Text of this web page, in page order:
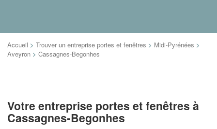
Accueil > Trouver un entreprise portes et fenêtres > Midi-Pyrénées >
Aveyron > Cassagnes-Begonhes
Votre entreprise portes et fenêtres à
Cassagnes-Begonhes